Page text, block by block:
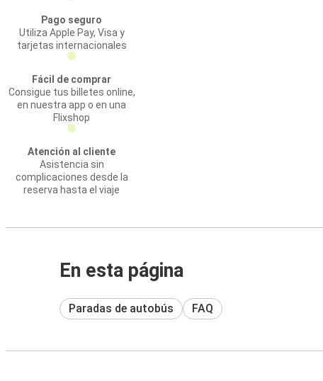
Pago seguro
Utiliza Apple Pay, Visa y
tarjetas internacionales
Fácil de comprar
Consigue tus billetes online,
en nuestra app o en una
Flixshop
Atención al cliente
Asistencia sin
complicaciones desde la
reserva hasta el viaje
En esta página
Paradas de autobús FAQ